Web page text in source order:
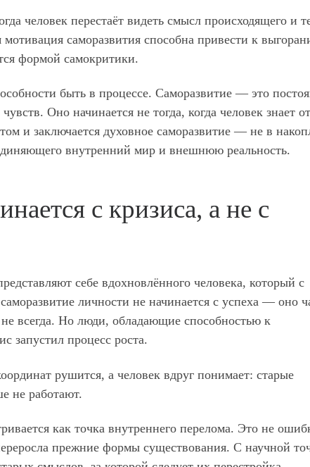
человек перестаёт видеть смысл происходящего и
саморазвития способна привести к
формой самокритики.
быть в процессе. Саморазвитие — это
Оно начинается не тогда, когда человек знает
и заключается духовное саморазвитие — не в
внутренний мир и внешнюю реальность.
с кризиса, а не с
себе вдохновлённого человека, который с
личности не начинается с успеха — оно
всегда. Но люди, обладающие способностью к
запустил процесс роста.
рушится, а человек вдруг понимает: старые
не работают.
как точка внутреннего перелома. Это не
прежние формы существования. С научной